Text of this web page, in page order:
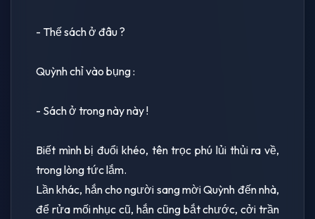
- Thế sách ở đâu ?
Quỳnh chỉ vào bụng :
- Sách ở trong này này !
Biết mình bị đuổi khéo, tên trọc phú lủi thủi ra về,
trong lòng tức lắm.
Lần khác, hắn cho người sang mời Quỳnh đến nhà,
để rửa mối nhục cũ, hắn cũng bắt chước, cởi trần